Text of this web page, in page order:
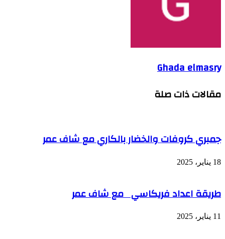
Ghada elmasry
مقالات ذات صلة
جمبري كروفات والخضار بالكاري مع شاف عمر
18 يناير، 2025
طريقة اعداد فريكاسي مع شاف عمر
11 يناير، 2025